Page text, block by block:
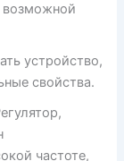
возможной
устройство,
свойства.
частоте,